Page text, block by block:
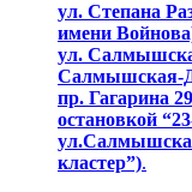
ул. Степaна
имени
ул.
Салмышская-
пр. Гагаринa
остановкой
кластер”).